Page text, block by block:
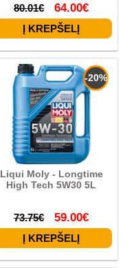
80.01€ 64.00€
-20%
Liqui Moly - Longtime
High Tech 5W30 5L
73.75€ 59.00€